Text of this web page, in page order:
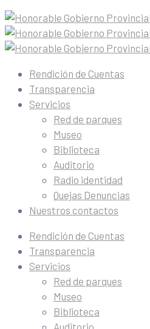
Rendición de Cuentas
Transparencia
Servicios
Red de parques
Museo
Biblioteca
Auditorio
Radio identidad
Quejas Denuncias
Nuestros contactos
Rendición de Cuentas
Transparencia
Servicios
Red de parques
Museo
Biblioteca
Auditorio